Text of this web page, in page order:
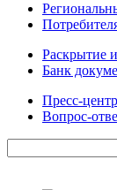
Раскрытие
Банк
Пресс-центр
Вопрос-